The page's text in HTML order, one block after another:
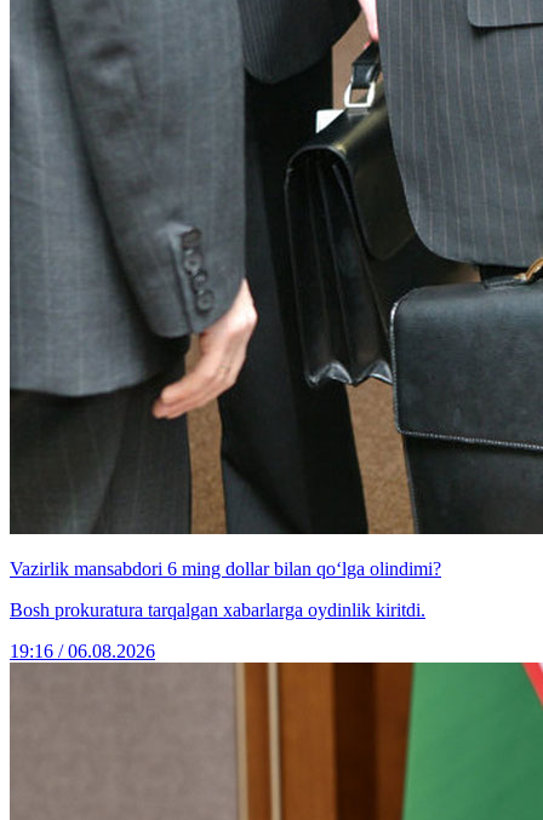
Vazirlik mansabdori 6 ming dollar bilan qo‘lga olindimi?
Bosh prokuratura tarqalgan xabarlarga oydinlik kiritdi.
19:16 / 06.08.2026